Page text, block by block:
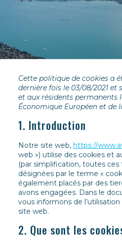
Cette politique de cookies a
dernière fois le 03/08/2021 et
et aux résidents permanents
Économique Européen et de
1. Introduction
Notre site web, https://
web ») utilise des cookies et
(par simplification, toutes
désignées par le terme «
également placés par des
avons engagées. Dans le
vous informons de
site web.
2. Que sont les